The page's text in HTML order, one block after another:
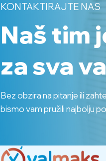
KONTAKTIRAJTE NAS
Naš tim
za sva
Bez obzira na pitanje ili
bismo vam pružili najbolju